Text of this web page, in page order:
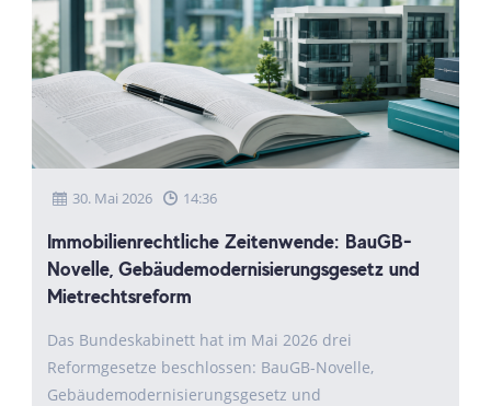
30. Mai 2026 14:36
Immobilienrechtliche Zeitenwende: BauGB-
Novelle, Gebäudemodernisierungsgesetz und
Mietrechtsreform
Das Bundeskabinett hat im Mai 2026 drei
Reformgesetze beschlossen: BauGB-Novelle,
Gebäudemodernisierungsgesetz und